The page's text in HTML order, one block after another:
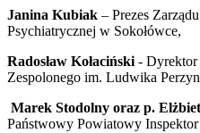
Janina Kubiak – Prezes
Psychiatrycznej w Sokołówce,
Radosław Kołaciński - Dyrektor
Zespolonego im. Ludwika
Marek Stodolny oraz p.
Państwowy Powiatowy